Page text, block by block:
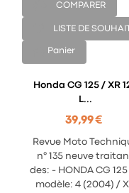
COMPARER
LISTE DE
Panier
Honda CG 125 / XR
L...
39,99 €
Revue Moto
n° 135 neuve
des: - HONDA CG 125
modèle: 4 (2004) /